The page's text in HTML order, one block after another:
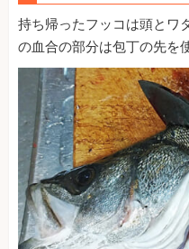
持ち帰ったフッコは頭とワ
の血合の部分は包丁の先を